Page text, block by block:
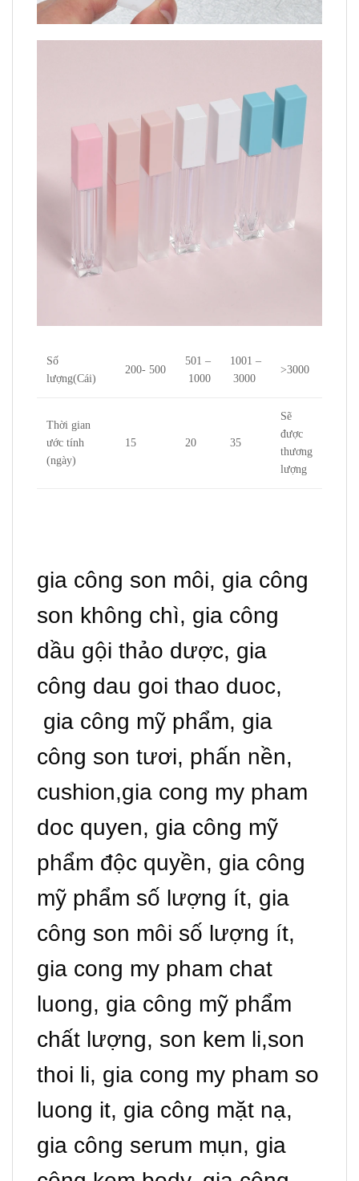
Số
lượng(Cái)
200- 500
501 –
1000
1001 –
3000
>3000
Thời gian
ước tính
(ngày)
15 20 35
Sẽ
được
thương
lượng
gia công son môi, gia công
son không chì, gia công
dầu gội thảo dược, gia
công dau goi thao duoc,
gia công mỹ phẩm, gia
công son tươi, phấn nền,
cushion,gia cong my pham
doc quyen, gia công mỹ
phẩm độc quyền, gia công
mỹ phẩm số lượng ít, gia
công son môi số lượng ít,
gia cong my pham chat
luong, gia công mỹ phẩm
chất lượng, son kem li,son
thoi li, gia cong my pham so
luong it, gia công mặt nạ,
gia công serum mụn, gia